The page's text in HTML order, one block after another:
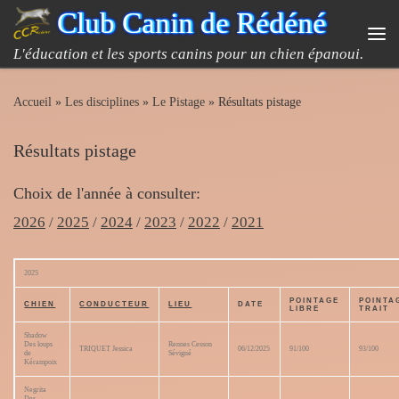
Passer au contenu
Club Canin de Rédéné
L'éducation et les sports canins pour un chien épanoui.
Accueil » Les disciplines » Le Pistage » Résultats pistage
Résultats pistage
Choix de l'année à consulter:
2026 / 2025 / 2024 / 2023 / 2022 / 2021
2025
CHIEN CONDUCTEUR LIEU DATE
POINTAGE
LIBRE
TRAIT
Shadow
Des loups
de
Kérampoix
TRIQUET Jessica
Rennes Cesson
Sévigné
06/12/2025 91/100 93/100
Negrita